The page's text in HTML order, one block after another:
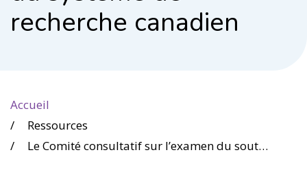
recherche canadien
Accueil
Ressources
Le Comité consultatif sur l’examen du soutien à la science fondamentale présente une vision audacieuse du système de recherche canadien